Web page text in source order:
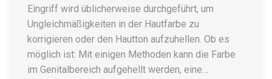
Eingriff wird üblicherweise durchgeführt, um
Ungleichmäßigkeiten in der Hautfarbe zu
korrigieren oder den Hautton aufzuhellen. Ob es
möglich ist: Mit einigen Methoden kann die Farbe
im Genitalbereich aufgehellt werden, eine…